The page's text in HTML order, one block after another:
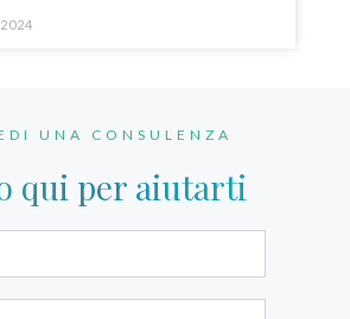
UNA CONSULENZA
qui per aiutarti